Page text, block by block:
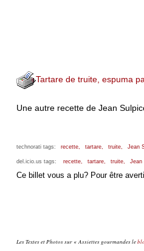
Tartare de truite, espuma
Une autre recette de Jean
technorati tags: recette, tartare, truite, Jean
del.icio.us tags: recette, tartare, truite, Jean
Ce billet vous a plu? Pour être
Les Textes et Photos sur « Assiettes gourmandes le